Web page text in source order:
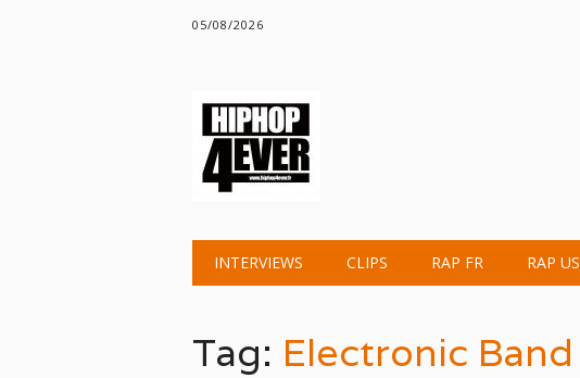
05/08/2026
Main menu
INTERVIEWS CLIPS RAP FR RAP US
Tag: Electronic Band